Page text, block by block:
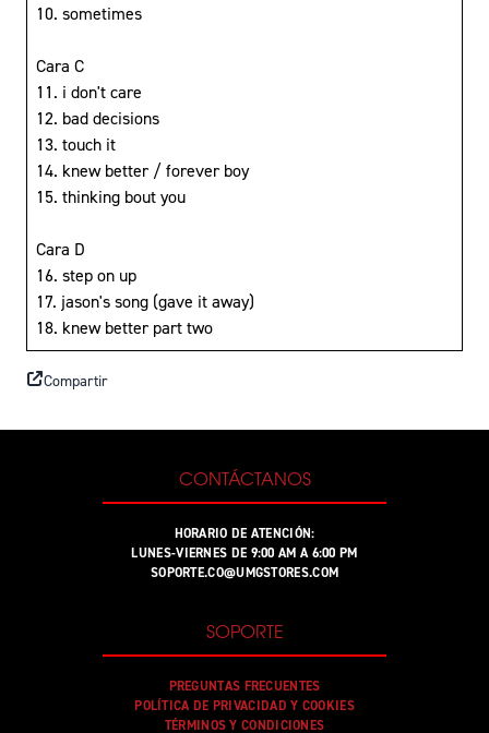
10. sometimes
Cara C
11. i don't care
12. bad decisions
13. touch it
14. knew better / forever boy
15. thinking bout you
Cara D
16. step on up
17. jason's song (gave it away)
18. knew better part two
Compartir
CONTÁCTANOS
HORARIO DE ATENCIÓN:
LUNES-VIERNES DE 9:00 AM A 6:00 PM
SOPORTE.CO@UMGSTORES.COM
SOPORTE
PREGUNTAS FRECUENTES
POLÍTICA DE PRIVACIDAD Y COOKIES
TÉRMINOS Y CONDICIONES